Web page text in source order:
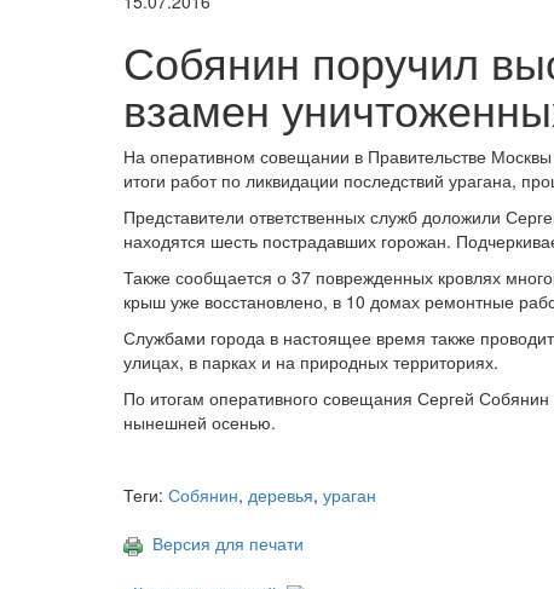
Собянин поручил
взамен
На оперативном совещании в Правительстве
итоги работ по ликвидации последствий урагана,
Представители ответственных служб доложили
находятся шесть пострадавших горожан.
Также сообщается о 37 поврежденных кровлях
крыш уже восстановлено, в 10 домах ремонтные
Службами города в настоящее время также
улицах, в парках и на природных территориях.
По итогам оперативного совещания Сергей
нынешней осенью.
Теги: Собянин, деревья, ураган
Версия для печати